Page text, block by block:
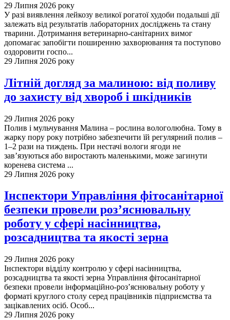
29 Липня 2026 року
У разі виявлення лейкозу великої рогатої худоби подальші дії
залежать від результатів лабораторних досліджень та стану
тварини. Дотримання ветеринарно-санітарних вимог
допомагає запобігти поширенню захворювання та поступово
оздоровити госпо...
29 Липня 2026 року
Літній догляд за малиною: від поливу
до захисту від хвороб і шкідників
29 Липня 2026 року
Полив і мульчування Малина – рослина вологолюбна. Тому в
жарку пору року потрібно забезпечити їй регулярний полив –
1–2 рази на тиждень. При нестачі вологи ягоди не
зав’язуються або виростають маленькими, може загинути
коренева система ...
29 Липня 2026 року
Інспектори Управління фітосанітарної
безпеки провели роз’яснювальну
роботу у сфері насінництва,
розсадництва та якості зерна
29 Липня 2026 року
Інспектори відділу контролю у сфері насінництва,
розсадництва та якості зерна Управління фітосанітарної
безпеки провели інформаційно-роз’яснювальну роботу у
форматі круглого столу серед працівників підприємства та
зацікавлених осіб. Особ...
29 Липня 2026 року